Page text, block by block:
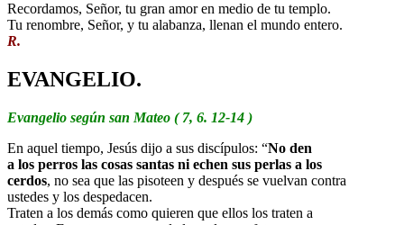
Recordamos, Señor, tu gran amor en medio de tu templo.
Tu renombre, Señor, y tu alabanza, llenan el mundo entero.
R.
EVANGELIO.
Evangelio según san Mateo ( 7, 6. 12-14 )
En aquel tiempo, Jesús dijo a sus discípulos: “No den
a los perros las cosas santas ni echen sus perlas a los
cerdos, no sea que las pisoteen y después se vuelvan contra
ustedes y los despedacen.
Traten a los demás como quieren que ellos los traten a